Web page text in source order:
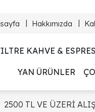
Hakkımızda
KAHVE &
YAN ÜRÜNLER
2500 TL VE ÜZERİ